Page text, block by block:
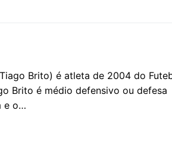
Brito) é atleta de 2004 do
Brito é médio defensivo ou defesa
e o…